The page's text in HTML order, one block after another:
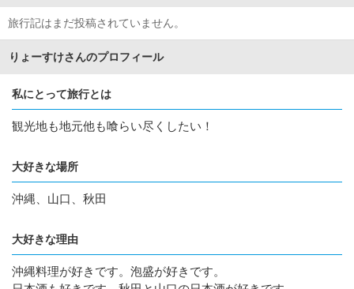
旅行記はまだ投稿されていません。
りょーすけさんのプロフィール
私にとって旅行とは
観光地も地元他も喰らい尽くしたい！
大好きな場所
沖縄、山口、秋田
大好きな理由
沖縄料理が好きです。泡盛が好きです。